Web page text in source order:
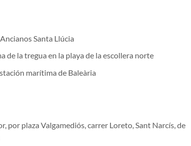
Santa Llúcia
de la tregua en la playa de la escollera norte
marítima de Baleària
por plaza Valgamediós, carrer Loreto, Sant Narcís, de